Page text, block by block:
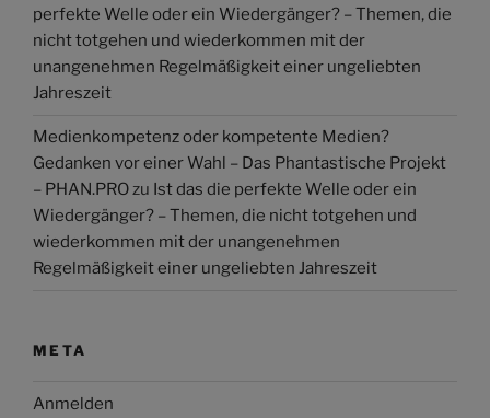
perfekte Welle oder ein Wiedergänger? – Themen, die
nicht totgehen und wiederkommen mit der
unangenehmen Regelmäßigkeit einer ungeliebten
Jahreszeit
Medienkompetenz oder kompetente Medien?
Gedanken vor einer Wahl – Das Phantastische Projekt
– PHAN.PROzu Ist das die perfekte Welle oder ein
Wiedergänger? – Themen, die nicht totgehen und
wiederkommen mit der unangenehmen
Regelmäßigkeit einer ungeliebten Jahreszeit
META
Anmelden